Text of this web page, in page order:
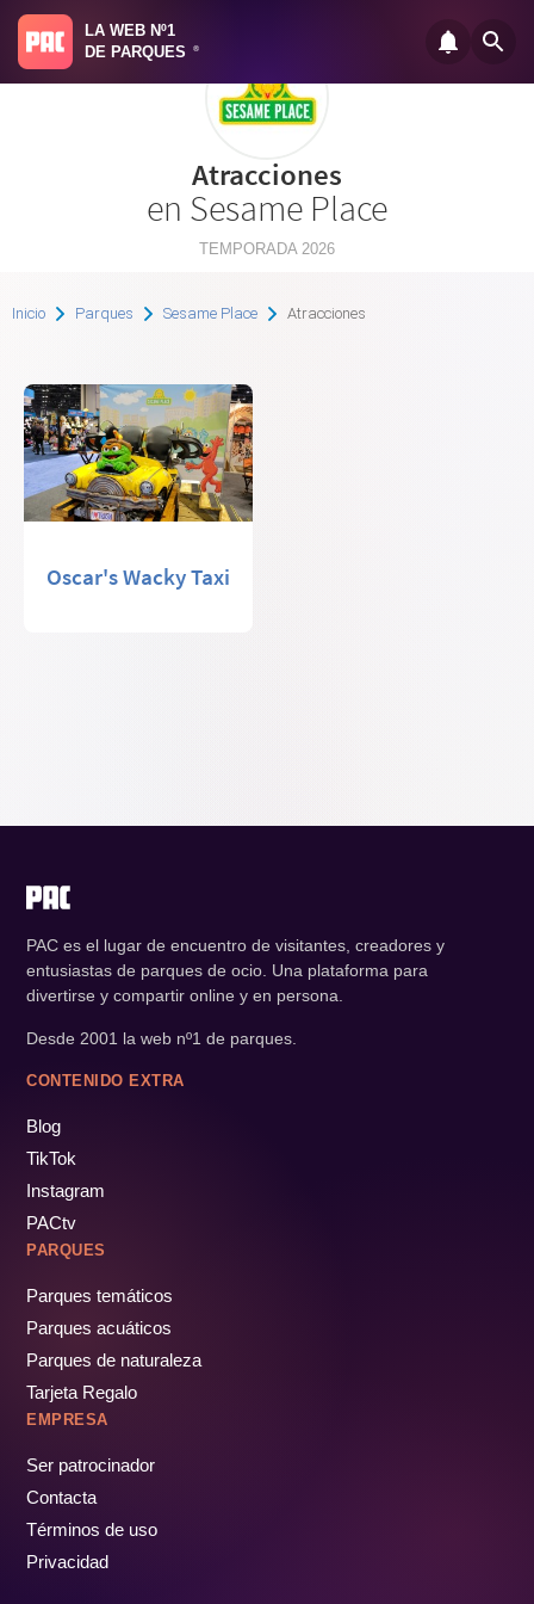
LA WEB Nº1
DE PARQUES
®
Atracciones
en Sesame Place
TEMPORADA 2026
Inicio Parques Sesame Place Atracciones
Oscar's Wacky Taxi
PAC es el lugar de encuentro de visitantes, creadores y
entusiastas de parques de ocio. Una plataforma para
divertirse y compartir online y en persona.
Desde 2001 la web nº1 de parques.
CONTENIDO EXTRA
Blog
TikTok
Instagram
PACtv
PARQUES
Parques temáticos
Parques acuáticos
Parques de naturaleza
Tarjeta Regalo
EMPRESA
Ser patrocinador
Contacta
Términos de uso
Privacidad